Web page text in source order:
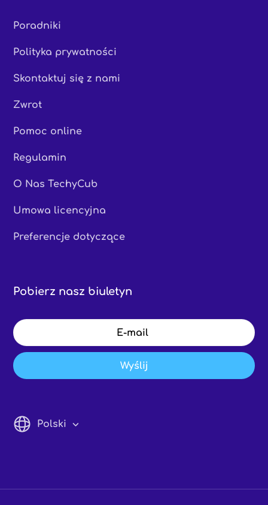
Poradniki
Polityka prywatności
Skontaktuj się z nami
Zwrot
Pomoc online
Regulamin
O Nas TechyCub
Umowa licencyjna
Preferencje dotyczące
Pobierz nasz biuletyn
Wyślij
Polski